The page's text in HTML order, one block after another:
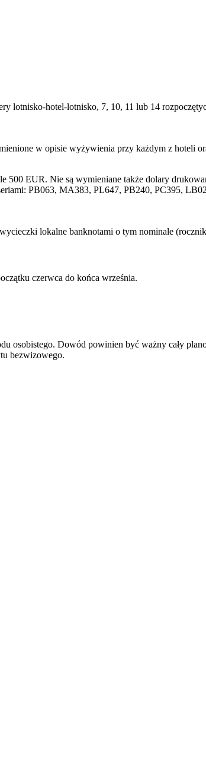
lotnisko-hotel-lotnisko, 7, 10, 11 lub 14
w opisie wyżywienia przy każdym z hoteli
EUR. Nie są wymieniane także dolary
PB063, MA383, PL647, PB240, PC395,
lokalne banknotami o tym nominale
czerwca do końca września.
osobistego. Dowód powinien być ważny cały
bezwizowego.